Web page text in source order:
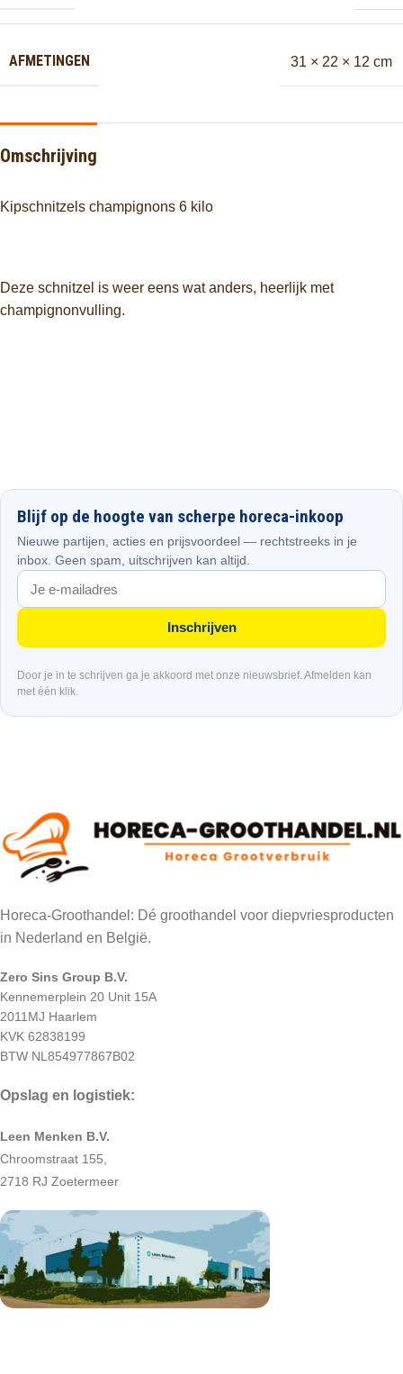
AFMETINGEN 31 × 22 × 12 cm
Omschrijving
Kipschnitzels champignons 6 kilo
Deze schnitzel is weer eens wat anders, heerlijk met
champignonvulling.
Blijf op de hoogte van scherpe horeca-inkoop
Nieuwe partijen, acties en prijsvoordeel — rechtstreeks in je
inbox. Geen spam, uitschrijven kan altijd.
Inschrijven
Door je in te schrijven ga je akkoord met onze nieuwsbrief. Afmelden kan
met één klik.
Horeca-Groothandel: Dé groothandel voor diepvriesproducten
in Nederland en België.
Zero Sins Group B.V.
Kennemerplein 20 Unit 15A
2011MJ Haarlem
KVK 62838199
BTW NL854977867B02
Opslag en logistiek:
Leen Menken B.V.
Chroomstraat 155,
2718 RJ Zoetermeer